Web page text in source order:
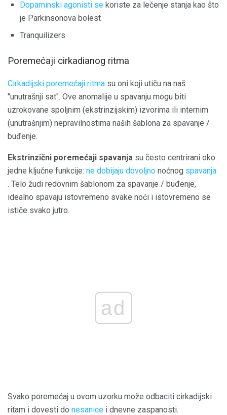
Dopaminski agonisti se koriste za lečenje stanja kao što
je Parkinsonova bolest
Tranquilizers
Poremećaji cirkadianog ritma
Cirkadijski poremećaji ritma su oni koji utiču na naš
"unutrašnji sat". Ove anomalije u spavanju mogu biti
uzrokovane spoljnim (ekstrinzijskim) izvorima ili internim
(unutrašnjim) nepravilnostima naših šablona za spavanje /
buđenje.
Ekstrinzični poremećaji spavanja su često centrirani oko
jedne ključne funkcije: ne dobijaju dovoljno noćnog spavanja
. Telo žudi redovnim šablonom za spavanje / buđenje,
idealno spavaju istovremeno svake noći i istovremeno se
ističe svako jutro.
ad
Svako poremećaj u ovom uzorku može odbaciti cirkadijski
ritam i dovesti do nesanice i dnevne zaspanosti.